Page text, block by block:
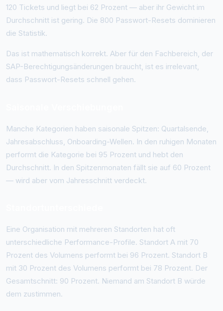
120 Tickets und liegt bei 62 Prozent — aber ihr Gewicht im
Durchschnitt ist gering. Die 800 Passwort-Resets dominieren
die Statistik.
Das ist mathematisch korrekt. Aber für den Fachbereich, der
SAP-Berechtigungsänderungen braucht, ist es irrelevant,
dass Passwort-Resets schnell gehen.
Manche Kategorien haben saisonale Spitzen: Quartalsende,
Jahresabschluss, Onboarding-Wellen. In den ruhigen Monaten
performt die Kategorie bei 95 Prozent und hebt den
Durchschnitt. In den Spitzenmonaten fällt sie auf 60 Prozent
— wird aber vom Jahresschnitt verdeckt.
Eine Organisation mit mehreren Standorten hat oft
unterschiedliche Performance-Profile. Standort A mit 70
Prozent des Volumens performt bei 96 Prozent. Standort B
mit 30 Prozent des Volumens performt bei 78 Prozent. Der
Gesamtschnitt: 90 Prozent. Niemand am Standort B würde
dem zustimmen.